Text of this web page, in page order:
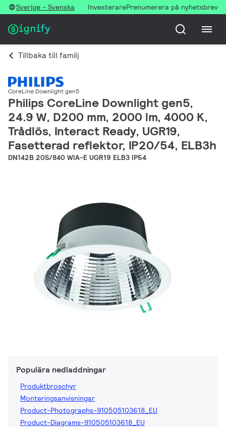
Sverige - Svenska InvesterarePrenumerera på nyhetsbrev
Tillbaka till familj
CoreLine Downlight gen5
Philips CoreLine Downlight gen5,
24.9 W, D200 mm, 2000 lm, 4000 K,
Trådlös, Interact Ready, UGR19,
Fasetterad reflektor, IP20/54, ELB3h
DN142B 20S/840 WIA-E UGR19 ELB3 IP54
Populära nedladdningar
Produktbroschyr
Monteringsanvisningar
Product-Photographs-910505103618_EU
Product-Diagrams-910505103618_EU